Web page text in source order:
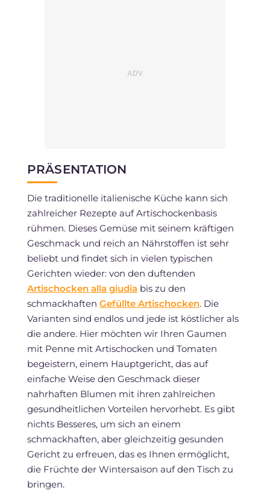
PRÄSENTATION
Die traditionelle italienische Küche kann sich
zahlreicher Rezepte auf Artischockenbasis
rühmen. Dieses Gemüse mit seinem kräftigen
Geschmack und reich an Nährstoffen ist sehr
beliebt und findet sich in vielen typischen
Gerichten wieder: von den duftenden
Artischocken alla giudia bis zu den
schmackhaften Gefüllte Artischocken. Die
Varianten sind endlos und jede ist köstlicher als
die andere. Hier möchten wir Ihren Gaumen
mit Penne mit Artischocken und Tomaten
begeistern, einem Hauptgericht, das auf
einfache Weise den Geschmack dieser
nahrhaften Blumen mit ihren zahlreichen
gesundheitlichen Vorteilen hervorhebt. Es gibt
nichts Besseres, um sich an einem
schmackhaften, aber gleichzeitig gesunden
Gericht zu erfreuen, das es Ihnen ermöglicht,
die Früchte der Wintersaison auf den Tisch zu
bringen.